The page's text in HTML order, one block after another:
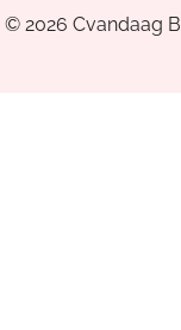
© 2026 Cvandaag